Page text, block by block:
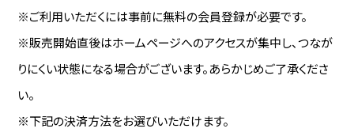
※ご利用いただくには事前に無料の会員登録が必要です。
※販売開始直後はホームページへのアクセスが集中し、つなが
りにくい状態になる場合がございます。あらかじめご了承くださ
い。
※下記の決済方法をお選びいただけます。